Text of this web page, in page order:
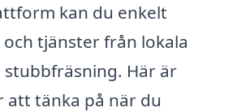
kan du enkelt
tjänster från lokala
stubbfräsning. Här är
tänka på när du